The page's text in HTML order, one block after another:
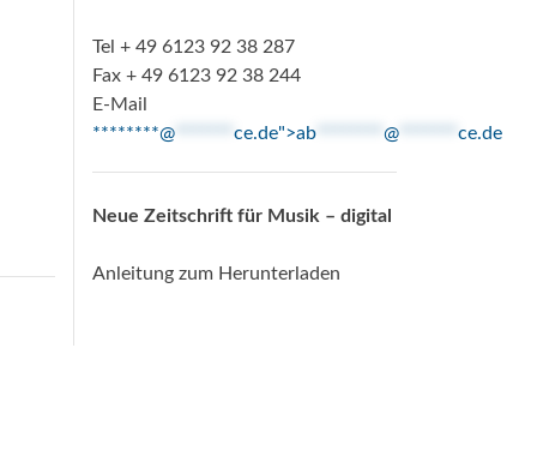
Tel + 49 6123 92 38 287
Fax + 49 6123 92 38 244
E-Mail
********@
ce.de">ab @ ce.de
Neue Zeitschrift für Musik – digital
Anleitung zum Herunterladen